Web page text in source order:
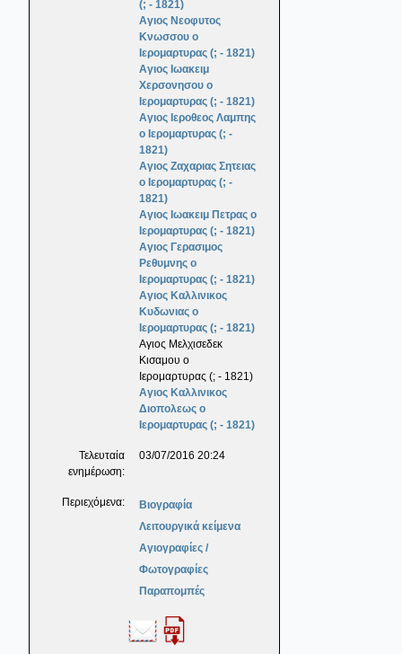
(; - 1821)
Αγιος Νεοφυτος
Κνωσσου ο
Ιερομαρτυρας (; - 1821)
Αγιος Ιωακειμ
Χερσονησου ο
Ιερομαρτυρας (; - 1821)
Αγιος Ιεροθεος Λαμπης
ο Ιερομαρτυρας (; -
1821)
Αγιος Ζαχαριας Σητειας
ο Ιερομαρτυρας (; -
1821)
Αγιος Ιωακειμ Πετρας ο
Ιερομαρτυρας (; - 1821)
Αγιος Γερασιμος
Ρεθυμνης ο
Ιερομαρτυρας (; - 1821)
Αγιος Καλλινικος
Κυδωνιας ο
Ιερομαρτυρας (; - 1821)
Αγιος Μελχισεδεκ
Κισαμου ο
Ιερομαρτυρας (; - 1821)
Αγιος Καλλινικος
Διοπολεως ο
Ιερομαρτυρας (; - 1821)
Τελευταία
ενημέρωση:
03/07/2016 20:24
Περιεχόμενα:
Βιογραφία
Λειτουργικά κείμενα
Αγιογραφίες /
Φωτογραφίες
Παραπομπές